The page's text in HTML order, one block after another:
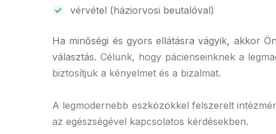
vérvétel (háziorvosi beutalóval)
Ha minőségi és gyors ellátásra vágyik, akkor
választás.Célunk, hogy pácienseinknek a
biztosítjuk a kényelmet és a bizalmat.
A legmodernebb eszközökkel felszerelt
az egészségével kapcsolatos kérdésekben.